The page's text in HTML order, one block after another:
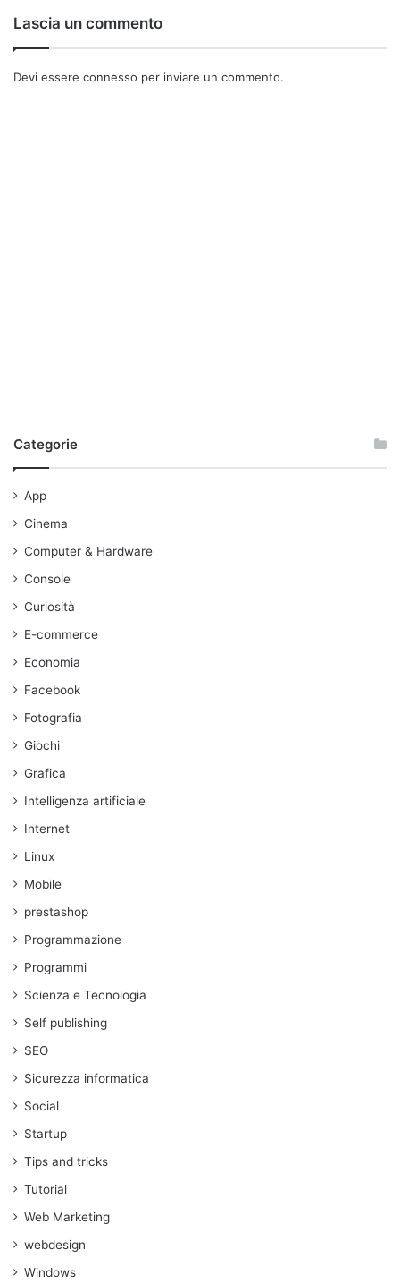
Lascia un commento
Devi essere connesso per inviare un commento.
Categorie
App
Cinema
Computer & Hardware
Console
Curiosità
E-commerce
Economia
Facebook
Fotografia
Giochi
Grafica
Intelligenza artificiale
Internet
Linux
Mobile
prestashop
Programmazione
Programmi
Scienza e Tecnologia
Self publishing
SEO
Sicurezza informatica
Social
Startup
Tips and tricks
Tutorial
Web Marketing
webdesign
Windows